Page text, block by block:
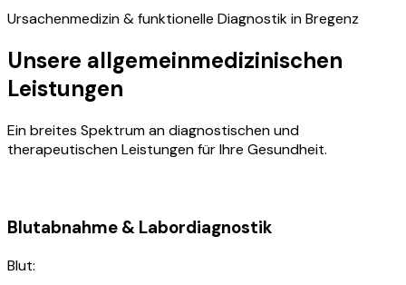
Ursachenmedizin & funktionelle Diagnostik in Bregenz
Unsere allgemeinmedizinischen
Leistungen
Ein breites Spektrum an diagnostischen und
therapeutischen Leistungen für Ihre Gesundheit.
Blutabnahme & Labordiagnostik
Blut: